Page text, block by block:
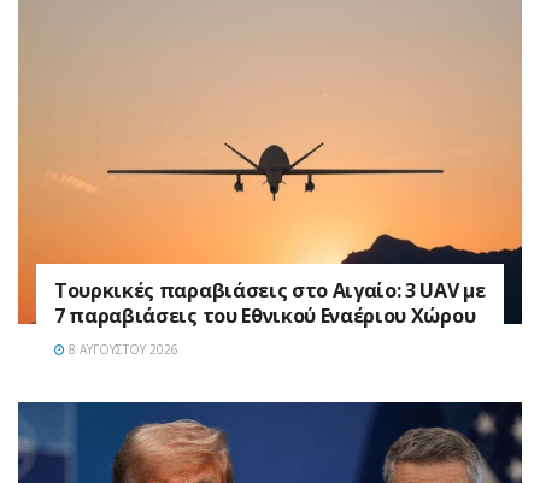
Τουρκικές παραβιάσεις στο Αιγαίο: 3 UAV με
7 παραβιάσεις του Εθνικού Εναέριου Χώρου
8 ΑΥΓΟΎΣΤΟΥ 2026